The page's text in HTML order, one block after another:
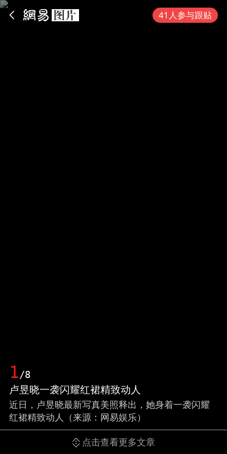
41人参与跟贴
1/8
卢昱晓一袭闪耀红裙精致动人
近日，卢昱晓最新写真美照释出，她身着一袭闪耀
红裙精致动人（来源：网易娱乐）
点击查看更多文章
App内打开